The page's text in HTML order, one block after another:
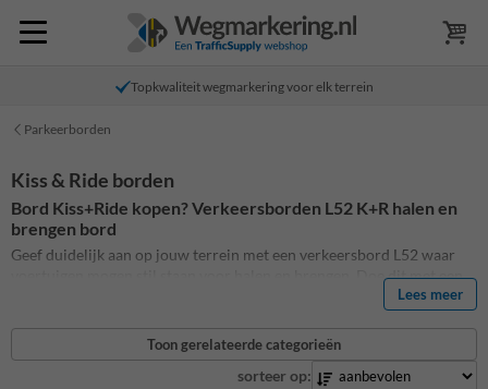
Topkwaliteit wegmarkering voor elk terrein
Parkeerborden
Kiss & Ride borden
Bord Kiss+Ride kopen? Verkeersborden L52 K+R halen en
brengen bord
Geef duidelijk aan op jouw terrein met een verkeersbord L52 waar
voertuigen mogen stil staan voor halen en brengen. Doe dit met een
standaard bord L52 of een Kiss en Ride bord. Voeg naast het
verkeersbord L52 ook eenvoudig teksten toe, zoals het duidelijk is
hoelang de zone Kiss en Ride van toepassing is. Daarnaast hebben we
ook alternatieve ontwerpen zoals WiFi zone en de zoen en
zoefborden. Ook is het mogelijk om een eigen ontwerp aan te leveren.
Lees meer
Toon gerelateerde categorieën
sorteer op: